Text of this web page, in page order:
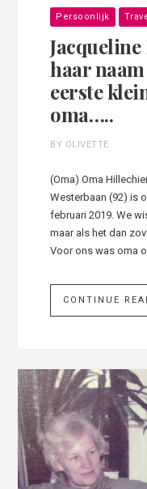
Persoonlijk
haar
eerste
oma…..
BY OLIVETTE
(Oma) Oma
Westerbaan (92) is
februari 2019. We
maar als het dan
Voor ons was oma
CONTINUE